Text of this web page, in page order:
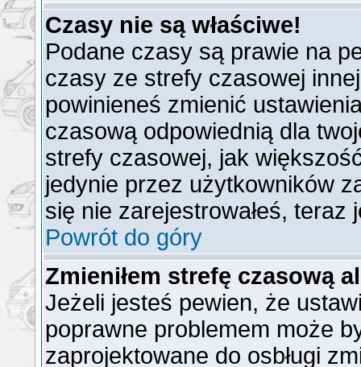
Czasy nie są właściwe!
Podane czasy są prawie na
czasy ze strefy czasowej
powinieneś zmienić
czasową odpowiednią dla
strefy czasowej, jak
jedynie przez użytkowników
się nie zarejestrowałeś,
Powrót do góry
Zmieniłem strefę czasową
Jeżeli jesteś pewien, że
poprawne problemem może
zaprojektowane do osbługi